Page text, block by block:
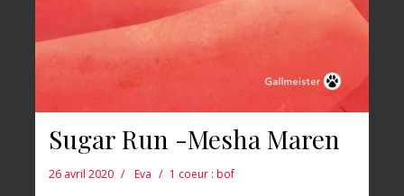
Sugar Run -Mesha Maren
26 avril 2020 Eva 1 coeur : bof